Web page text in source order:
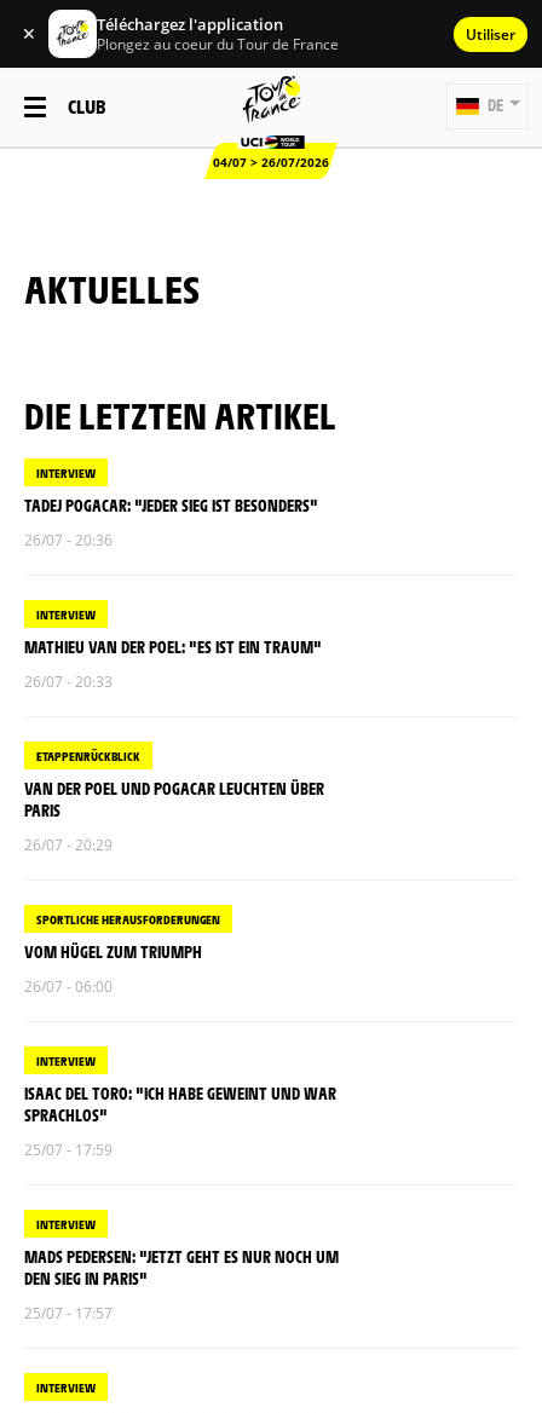
✕ Téléchargez l'application
Plongez au coeur du Tour de France Utiliser
CLUB
04/07 > 26/07/2026
DE
AKTUELLES
DIE LETZTEN ARTIKEL
INTERVIEW
TADEJ POGACAR: "JEDER SIEG IST BESONDERS"
26/07 - 20:36
INTERVIEW
MATHIEU VAN DER POEL: "ES IST EIN TRAUM"
26/07 - 20:33
ETAPPENRÜCKBLICK
VAN DER POEL UND POGACAR LEUCHTEN ÜBER
PARIS
26/07 - 20:29
SPORTLICHE HERAUSFORDERUNGEN
VOM HÜGEL ZUM TRIUMPH
26/07 - 06:00
INTERVIEW
ISAAC DEL TORO: "ICH HABE GEWEINT UND WAR
SPRACHLOS"
25/07 - 17:59
INTERVIEW
MADS PEDERSEN: "JETZT GEHT ES NUR NOCH UM
DEN SIEG IN PARIS"
25/07 - 17:57
INTERVIEW